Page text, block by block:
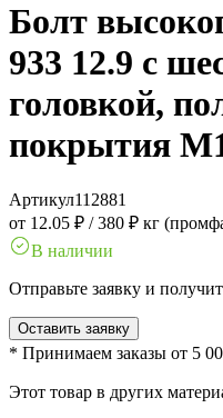
Болт
933 12.9 с
головкой,
покрытия
Артикул112881
от 12.05 ₽ /380 ₽ кг
В наличии
Отправьте заявку и
Оставить заявку
* Принимаем заказы от 5
Этот товар в других